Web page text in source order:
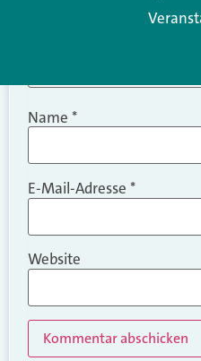
Name *
E-Mail-Adresse *
Website